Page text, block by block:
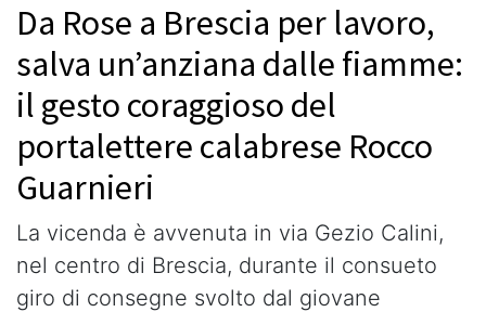
Da Rose a Brescia per lavoro,
salva un’anziana dalle fiamme:
il gesto coraggioso del
portalettere calabrese Rocco
Guarnieri
La vicenda è avvenuta in via Gezio Calini,
nel centro di Brescia, durante il consueto
giro di consegne svolto dal giovane